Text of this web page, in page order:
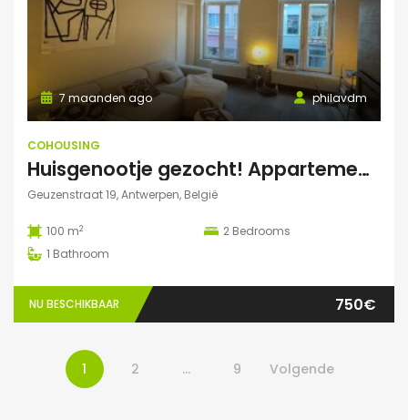
philavdm
7 maanden ago
COHOUSING
Huisgenootje gezocht! Appartement aan het Marnixplein, Antwerpen Zuid
Geuzenstraat 19, Antwerpen, België
100 m2 2 Bedrooms
1 Bathroom
NU BESCHIKBAAR 750€
1 2 … 9 Volgende